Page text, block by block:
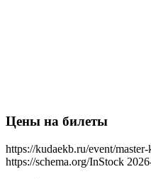
Цены на билеты
https://kudaekb.ru/event/
https://schema.org/InStock